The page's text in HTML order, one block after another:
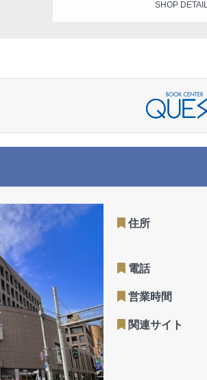
SHOP
住所
電話
営業時間
関連サイト